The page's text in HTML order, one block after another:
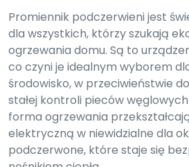
Promiennik podczerwieni jest
dla wszystkich, którzy szukają
ogrzewania domu. Są to
co czyni je idealnym wyborem
środowisko, w przeciwieństwie
stałej kontroli pieców
forma ogrzewania
elektryczną w niewidzialne dla
podczerwone, które staje się